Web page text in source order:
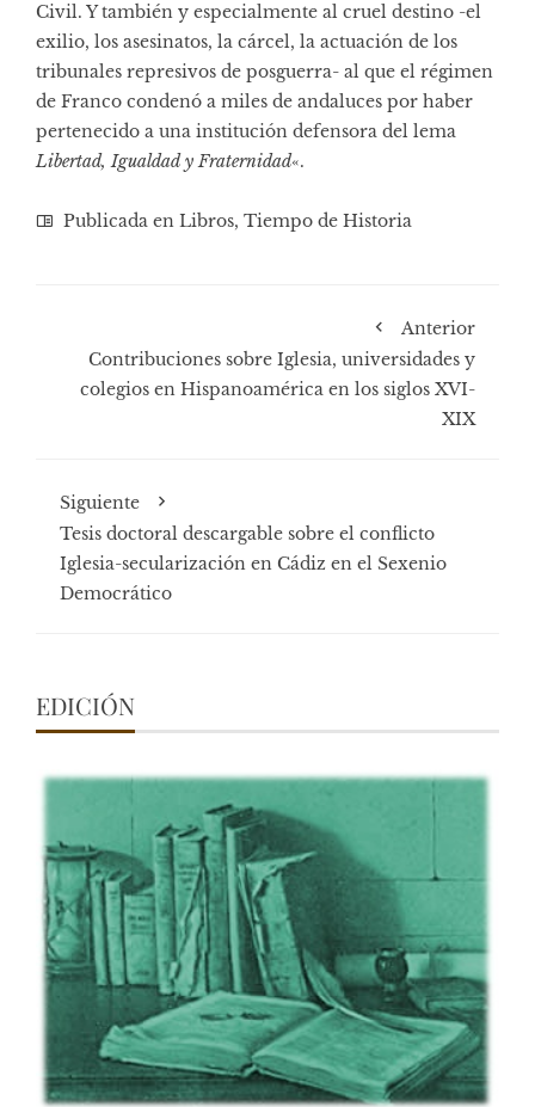
Civil. Y también y especialmente al cruel destino -el
exilio, los asesinatos, la cárcel, la actuación de los
tribunales represivos de posguerra- al que el régimen
de Franco condenó a miles de andaluces por haber
pertenecido a una institución defensora del lema
Libertad, Igualdad y Fraternidad«.
Publicada en Libros, Tiempo de Historia
Anterior
Contribuciones sobre Iglesia, universidades y
colegios en Hispanoamérica en los siglos XVI-
XIX
Siguiente
Tesis doctoral descargable sobre el conflicto
Iglesia-secularización en Cádiz en el Sexenio
Democrático
EDICIÓN